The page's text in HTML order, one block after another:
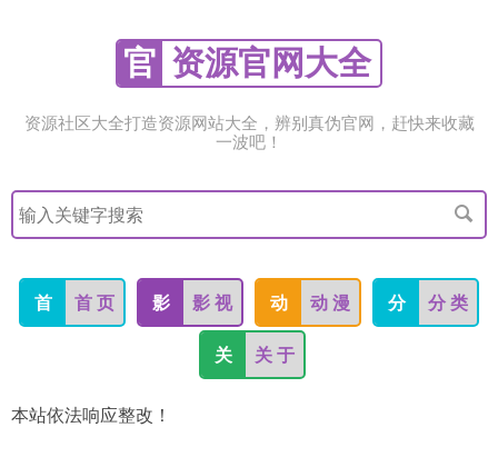
官 资源官网大全
资源社区大全打造资源网站大全，辨别真伪官网，赶快来收藏
一波吧！
搜
索
关
字
首 首 页 影 影 视 动 动 漫 分 分 类
关 关 于
本站依法响应整改！